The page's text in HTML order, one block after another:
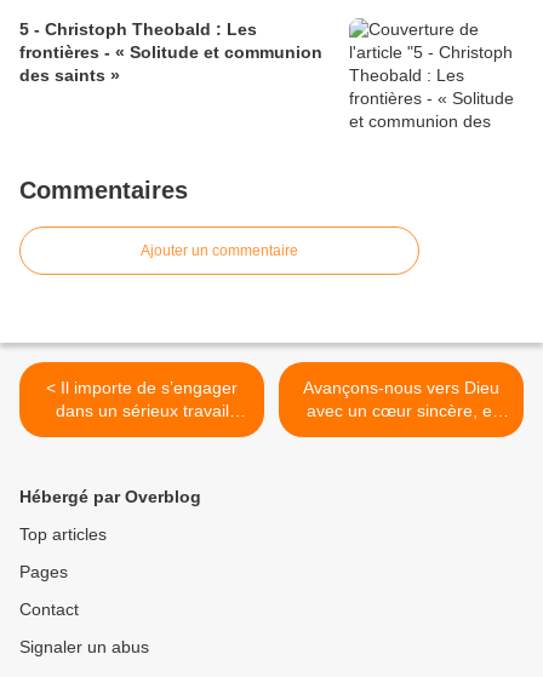
5 - Christoph Theobald : Les
frontières - « Solitude et communion
des saints »
Commentaires
Ajouter un commentaire
< Il importe de s’engager
dans un sérieux travail
intellectuel susceptible de
Avançons-nous vers Dieu
avec un cœur sincère, et
dans la certitude que donne
Hébergé par Overblog
Top articles
Pages
Contact
Signaler un abus